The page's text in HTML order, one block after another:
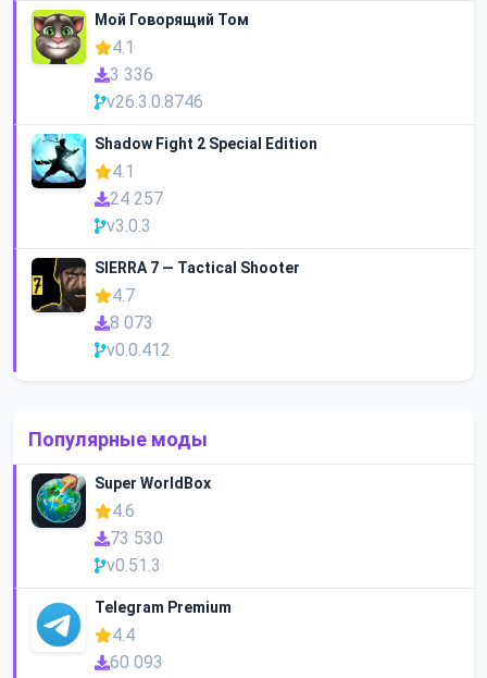
Мой Говорящий Том
4.1
3 336
v26.3.0.8746
Shadow Fight 2 Special Edition
4.1
24 257
v3.0.3
SIERRA 7 — Tactical Shooter
4.7
8 073
v0.0.412
Популярные моды
Super WorldBox
4.6
73 530
v0.51.3
Telegram Premium
4.4
60 093